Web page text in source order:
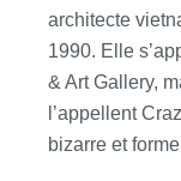
architecte
1990. Elle
& Art Gallery,
l’appellent
bizarre et